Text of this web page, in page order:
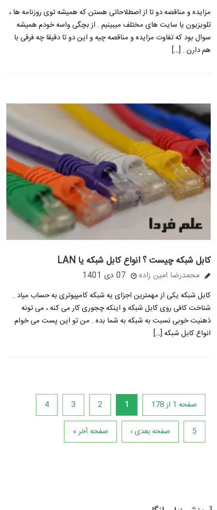
مزایده و مناقصه دو تا از اصطلاحاتی هستن که همیشه توی روزنامه ها ،
تلویزیون یا سایت های مختلف میبینیم . از بچگی واسه خودم همیشه
سوال بود که تفاوت مزایده و مناقصه چیه و این دو تا دقیقا چه فرقی با
هم دارن . […]
کابل شبکه چیست ؟ انواع کابل شبکه یا LAN
محمدرضا امین زاده 07 دی 1401
کابل شبکه یکی از مهمترین اجزای یه شبکه کامپیوتری به حساب میاد .
شناخت کافی روی کابل شبکه و اینکه چجوری کار می کنه ، می تونه
ذهنیت خوبی نسبت به شبکه به شما بده . من تو این پست می خوام
انواع کابل شبکه […]
صفحه 1 از 178 1
2
3
4
5 صفحه بعدی › صفحه آخر »